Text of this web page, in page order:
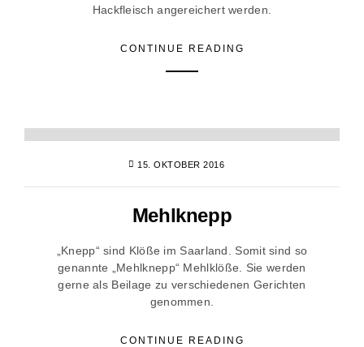
Hackfleisch angereichert werden.
CONTINUE READING
15. OKTOBER 2016
Mehlknepp
„Knepp“ sind Klöße im Saarland. Somit sind so
genannte „Mehlknepp“ Mehlklöße. Sie werden
gerne als Beilage zu verschiedenen Gerichten
genommen.
CONTINUE READING